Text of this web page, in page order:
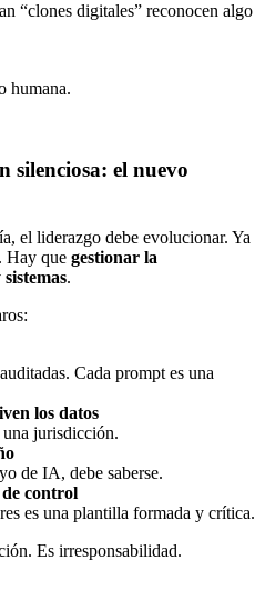
“clones digitales” reconocen algo
humana.
silenciosa: el nuevo
el liderazgo debe evolucionar. Ya
Hay que gestionar la
.
Cada prompt es una
los datos
jurisdicción.
de IA, debe saberse.
de control
es una plantilla formada y crítica.
Es irresponsabilidad.